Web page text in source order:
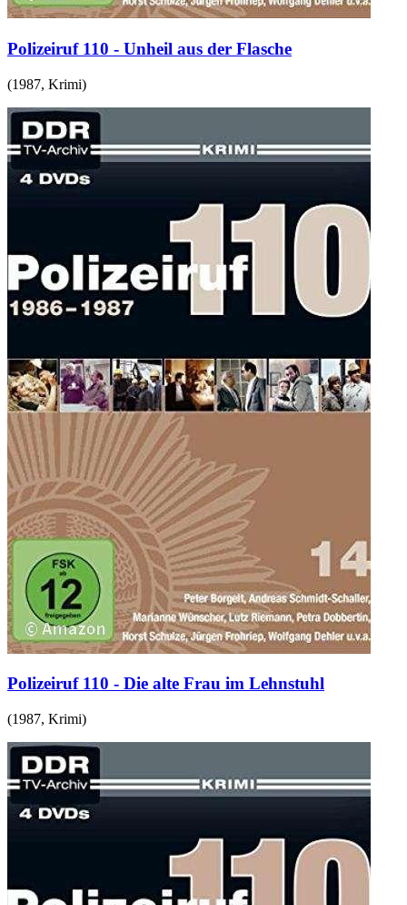
Polizeiruf 110 - Unheil aus der Flasche
(1987, Krimi)
Polizeiruf 110 - Die alte Frau im Lehnstuhl
(1987, Krimi)